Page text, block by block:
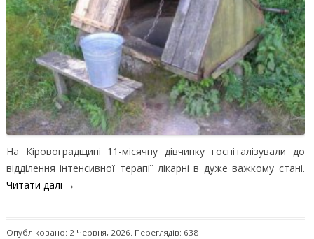
На Кіровоградщині 11-місячну дівчинку госпіталізували до
відділення інтенсивної терапії лікарні в дуже важкому стані.
Читати далі →
Опубліковано: 2 Червня, 2026. Переглядів: 638